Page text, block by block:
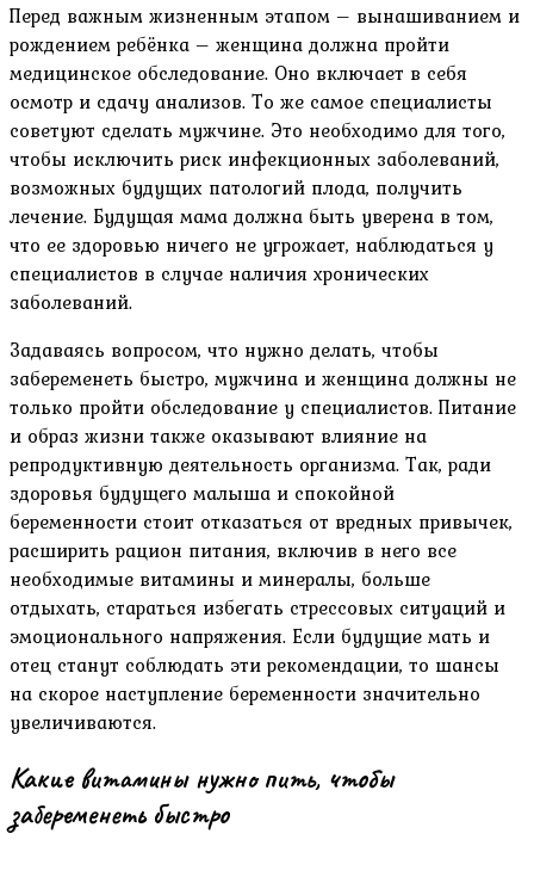
Перед важным жизненным этапом – вынашиванием и
рождением ребёнка – женщина должна пройти
медицинское обследование. Оно включает в себя
осмотр и сдачу анализов. То же самое специалисты
советуют сделать мужчине. Это необходимо для того,
чтобы исключить риск инфекционных заболеваний,
возможных будущих патологий плода, получить
лечение. Будущая мама должна быть уверена в том,
что ее здоровью ничего не угрожает, наблюдаться у
специалистов в случае наличия хронических
заболеваний.
Задаваясь вопросом, что нужно делать, чтобы
забеременеть быстро, мужчина и женщина должны не
только пройти обследование у специалистов. Питание
и образ жизни также оказывают влияние на
репродуктивную деятельность организма. Так, ради
здоровья будущего малыша и спокойной
беременности стоит отказаться от вредных привычек,
расширить рацион питания, включив в него все
необходимые витамины и минералы, больше
отдыхать, стараться избегать стрессовых ситуаций и
эмоционального напряжения. Если будущие мать и
отец станут соблюдать эти рекомендации, то шансы
на скорое наступление беременности значительно
увеличиваются.
Какие витамины нужно пить, чтобы
забеременеть быстро